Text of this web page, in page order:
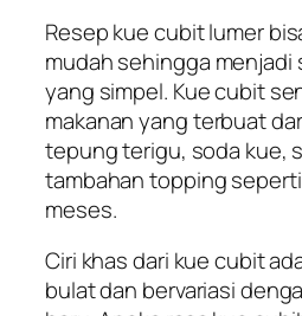
Resep kue cubit lumer
mudah sehingga menjadi
yang simpel. Kue cubit
makanan yang terbuat
tepung terigu, soda kue,
tambahan topping
meses.
Ciri khas dari kue cubit
bulat dan bervariasi